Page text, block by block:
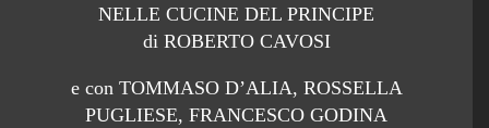
NELLE CUCINE DEL PRINCIPE
di ROBERTO CAVOSI
e con TOMMASO D’ALIA, ROSSELLA
PUGLIESE, FRANCESCO GODINA